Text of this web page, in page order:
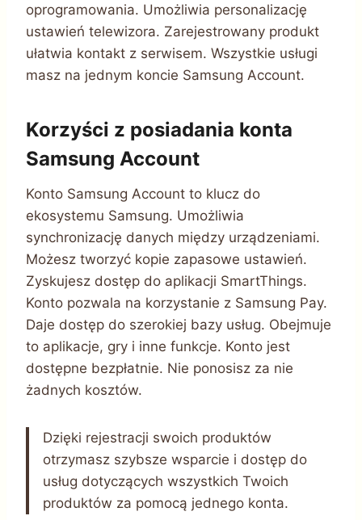
oprogramowania. Umożliwia personalizację
ustawień telewizora. Zarejestrowany produkt
ułatwia kontakt z serwisem. Wszystkie usługi
masz na jednym koncie Samsung Account.
Korzyści z posiadania konta
Samsung Account
Konto Samsung Account to klucz do
ekosystemu Samsung. Umożliwia
synchronizację danych między urządzeniami.
Możesz tworzyć kopie zapasowe ustawień.
Zyskujesz dostęp do aplikacji SmartThings.
Konto pozwala na korzystanie z Samsung Pay.
Daje dostęp do szerokiej bazy usług. Obejmuje
to aplikacje, gry i inne funkcje. Konto jest
dostępne bezpłatnie. Nie ponosisz za nie
żadnych kosztów.
Dzięki rejestracji swoich produktów
otrzymasz szybsze wsparcie i dostęp do
usług dotyczących wszystkich Twoich
produktów za pomocą jednego konta.